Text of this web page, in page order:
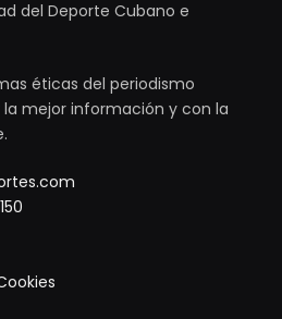
del Deporte Cubano e
éticas del periodismo
mejor información y con la